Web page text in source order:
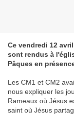
Ce vendredi 12
sont rendus à
Pâques en
Les CM1 et CM2
nous expliquer les
Rameaux où Jésus
saint où Jésus